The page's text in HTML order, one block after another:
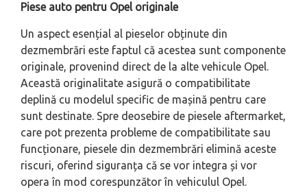
Piese auto pentru Opel originale
Un aspect esențial al pieselor obținute din
dezmembrări este faptul că acestea sunt componente
originale, provenind direct de la alte vehicule Opel.
Această originalitate asigură o compatibilitate
deplină cu modelul specific de mașină pentru care
sunt destinate. Spre deosebire de piesele aftermarket,
care pot prezenta probleme de compatibilitate sau
funcționare, piesele din dezmembrări elimină aceste
riscuri, oferind siguranța că se vor integra și vor
opera în mod corespunzător în vehiculul Opel.